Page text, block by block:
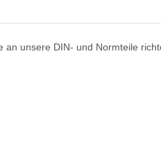
unsere DIN- und Normteile